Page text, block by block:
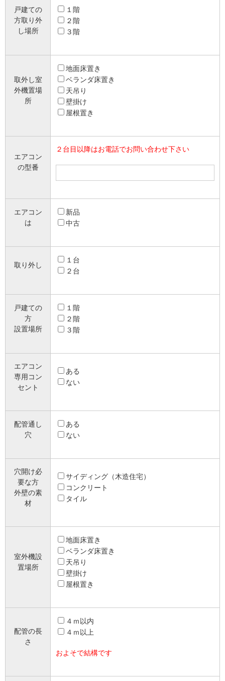
戸建ての
方取り外
し場所
１階
２階
３階
取外し室
外機置場
所
地面床置き
ベランダ床置き
天吊り
壁掛け
屋根置き
エアコン
の型番
２台目以降はお電話でお問い合わせ下さい
エアコン
は
新品
中古
取り外し
１台
２台
戸建ての
方
設置場所
１階
２階
３階
エアコン
専用コン
セント
ある
ない
配管通し
穴
ある
ない
穴開け必
要な方
外壁の素
材
サイディング（木造住宅）
コンクリート
タイル
室外機設
置場所
地面床置き
ベランダ床置き
天吊り
壁掛け
屋根置き
配管の長
さ
４ｍ以内
４ｍ以上
およそで結構です